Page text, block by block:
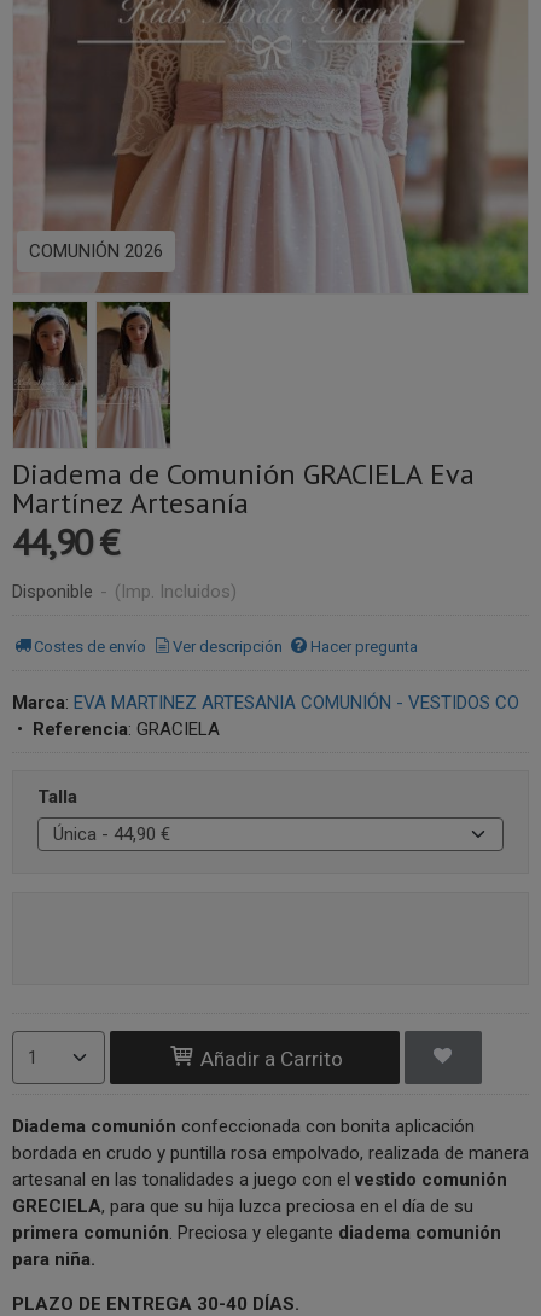
COMUNIÓN 2026
Diadema de Comunión GRACIELA Eva
Martínez Artesanía
44,90 €
Disponible - (Imp. Incluidos)
Costes de envío Ver descripción Hacer pregunta
Marca: EVA MARTINEZ ARTESANIA COMUNIÓN - VESTIDOS CO
• Referencia: GRACIELA
Talla
Añadir a Carrito
Diadema comunión confeccionada con bonita aplicación
bordada en crudo y puntilla rosa empolvado, realizada de manera
artesanal en las tonalidades a juego con el vestido comunión
GRECIELA, para que su hija luzca preciosa en el día de su
primera comunión. Preciosa y elegante diadema comunión
para niña.
PLAZO DE ENTREGA 30-40 DÍAS.